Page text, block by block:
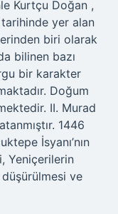
Kurtçu Doğan ,
tarihinde yer alan
biri olarak
bilinen bazı
bir karakter
Doğum
II. Murad
1446
İsyanı’nın
Yeniçerilerin
ve